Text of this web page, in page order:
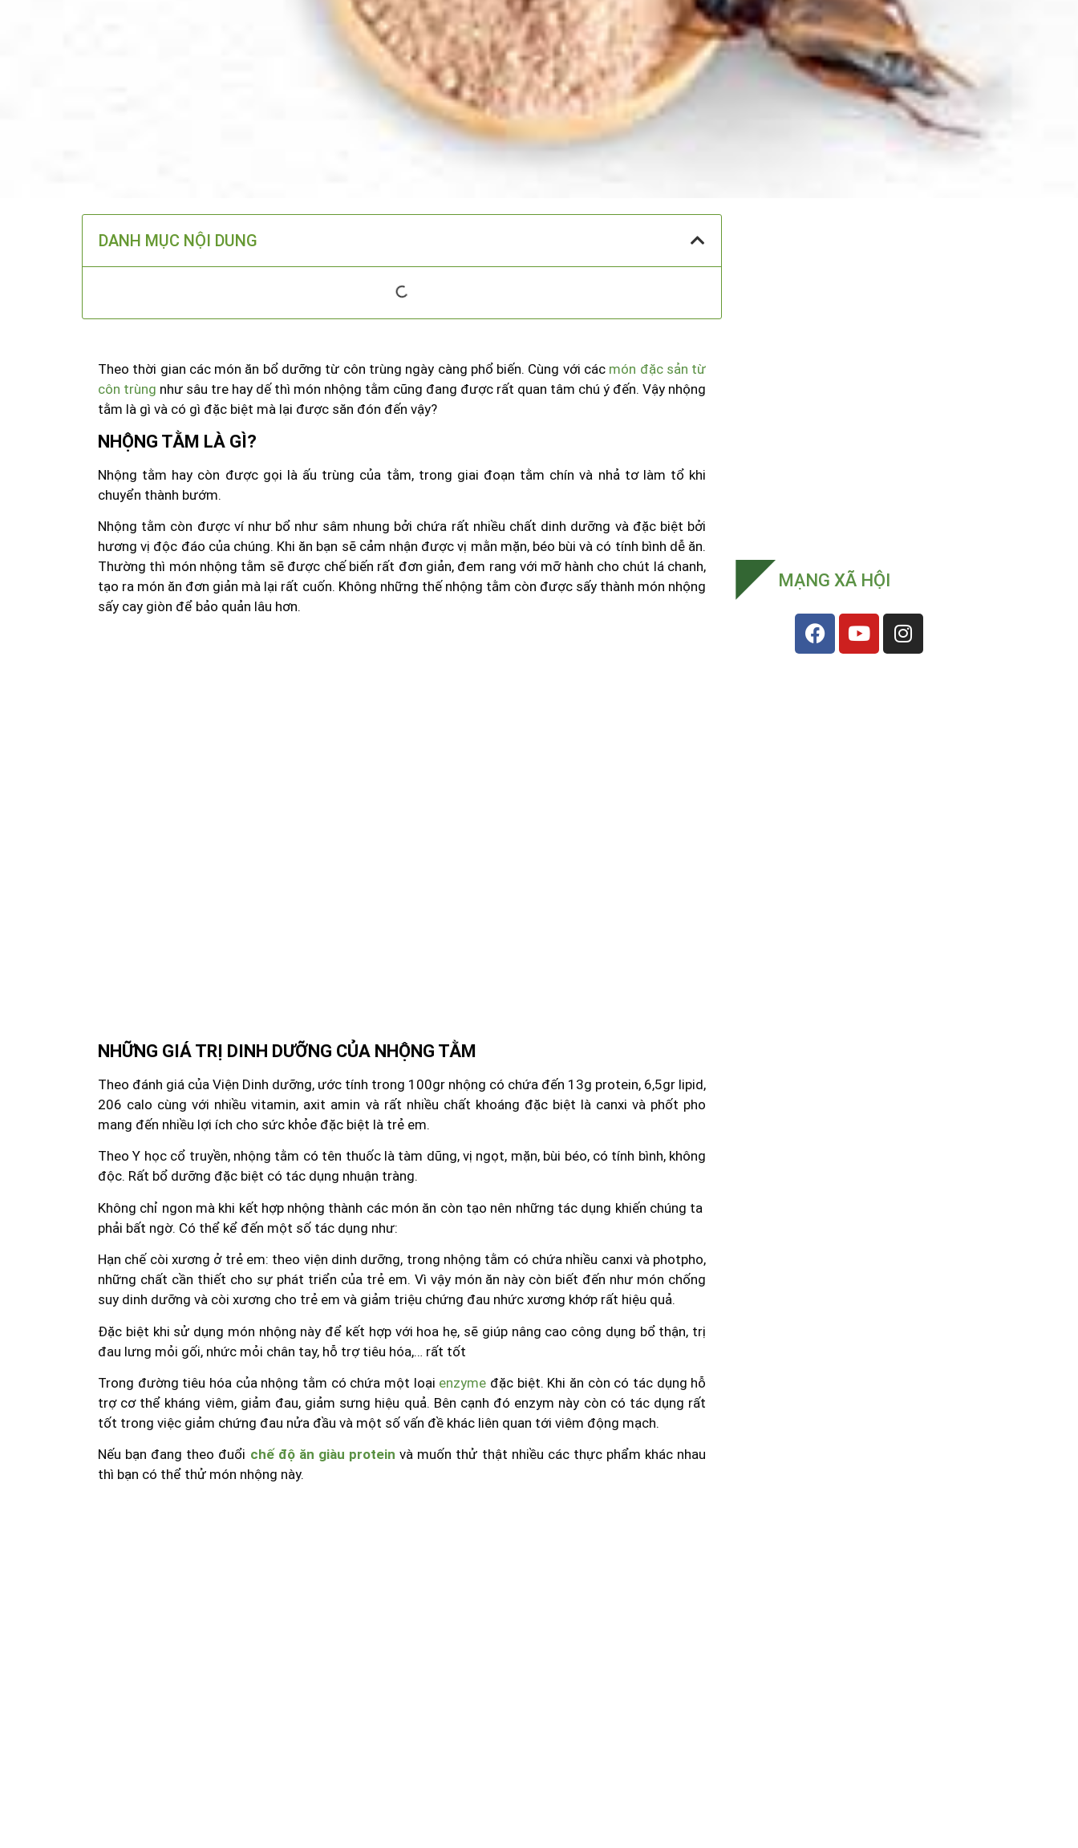
DANH MỤC NỘI DUNG
Theo thời gian các món ăn bổ dưỡng từ côn trùng ngày càng phổ biến. Cùng với các món đặc sản từ
côn trùng như sâu tre hay dế thì món nhộng tằm cũng đang được rất quan tâm chú ý đến. Vậy nhộng
tằm là gì và có gì đặc biệt mà lại được săn đón đến vậy?
NHỘNG TẰM LÀ GÌ?
Nhộng tằm hay còn được gọi là ấu trùng của tằm, trong giai đoạn tằm chín và nhả tơ làm tổ khi
chuyển thành bướm.
Nhộng tằm còn được ví như bổ như sâm nhung bởi chứa rất nhiều chất dinh dưỡng và đặc biệt bởi
hương vị độc đáo của chúng. Khi ăn bạn sẽ cảm nhận được vị mằn mặn, béo bùi và có tính bình dễ ăn.
Thường thì món nhộng tằm sẽ được chế biến rất đơn giản, đem rang với mỡ hành cho chút lá chanh,
tạo ra món ăn đơn giản mà lại rất cuốn. Không những thế nhộng tằm còn được sấy thành món nhộng
sấy cay giòn để bảo quản lâu hơn.
NHỮNG GIÁ TRỊ DINH DƯỠNG CỦA NHỘNG TẰM
Theo đánh giá của Viện Dinh dưỡng, ước tính trong 100gr nhộng có chứa đến 13g protein, 6,5gr lipid,
206 calo cùng với nhiều vitamin, axit amin và rất nhiều chất khoáng đặc biệt là canxi và phốt pho
mang đến nhiều lợi ích cho sức khỏe đặc biệt là trẻ em.
Theo Y học cổ truyền, nhộng tằm có tên thuốc là tàm dũng, vị ngọt, mặn, bùi béo, có tính bình, không
độc. Rất bổ dưỡng đặc biệt có tác dụng nhuận tràng.
Không chỉ ngon mà khi kết hợp nhộng thành các món ăn còn tạo nên những tác dụng khiến chúng ta
phải bất ngờ. Có thể kể đến một số tác dụng như:
Hạn chế còi xương ở trẻ em: theo viện dinh dưỡng, trong nhộng tằm có chứa nhiều canxi và photpho,
những chất cần thiết cho sự phát triển của trẻ em. Vì vậy món ăn này còn biết đến như món chống
suy dinh dưỡng và còi xương cho trẻ em và giảm triệu chứng đau nhức xương khớp rất hiệu quả.
Đặc biệt khi sử dụng món nhộng này để kết hợp với hoa hẹ, sẽ giúp nâng cao công dụng bổ thận, trị
đau lưng mỏi gối, nhức mỏi chân tay, hỗ trợ tiêu hóa,… rất tốt
Trong đường tiêu hóa của nhộng tằm có chứa một loại enzyme đặc biệt. Khi ăn còn có tác dụng hỗ
trợ cơ thể kháng viêm, giảm đau, giảm sưng hiệu quả. Bên cạnh đó enzym này còn có tác dụng rất
tốt trong việc giảm chứng đau nửa đầu và một số vấn đề khác liên quan tới viêm động mạch.
Nếu bạn đang theo đuổi chế độ ăn giàu protein và muốn thử thật nhiều các thực phẩm khác nhau
thì bạn có thể thử món nhộng này.
MẠNG XÃ HỘI